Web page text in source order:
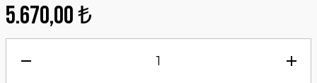
5.670,00 ₺